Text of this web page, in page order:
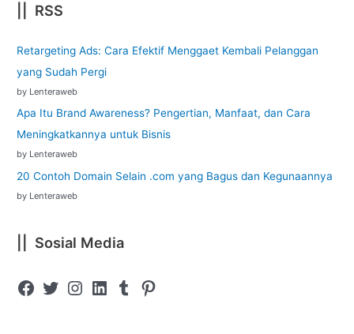
|| RSS
Retargeting Ads: Cara Efektif Menggaet Kembali Pelanggan
yang Sudah Pergi
by Lenteraweb
Apa Itu Brand Awareness? Pengertian, Manfaat, dan Cara
Meningkatkannya untuk Bisnis
by Lenteraweb
20 Contoh Domain Selain .com yang Bagus dan Kegunaannya
by Lenteraweb
|| Sosial Media